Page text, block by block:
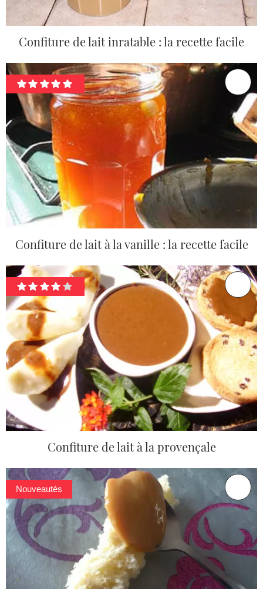
Confiture de lait inratable : la recette facile
Confiture de lait à la vanille : la recette facile
Confiture de lait à la provençale
Nouveautés